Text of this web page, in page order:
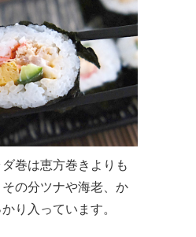
巻は恵方巻きよりも
の分ツナや海老、か
り入っています。